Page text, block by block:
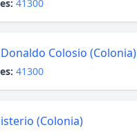
41300
Colosio (Colonia)
41300
(Colonia)